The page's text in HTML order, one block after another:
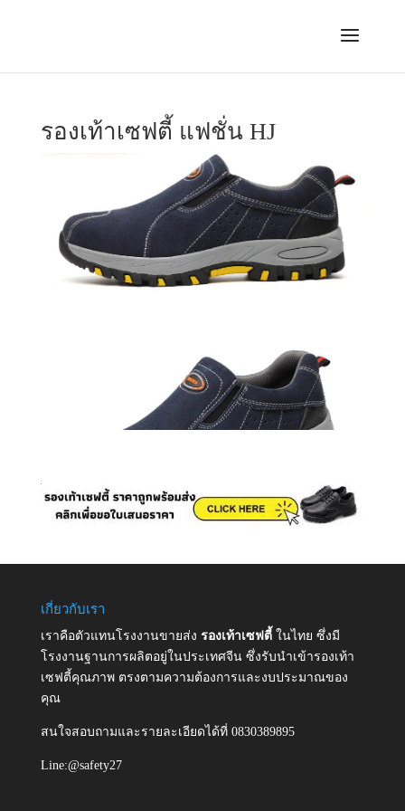
รองเท้าเซฟตี้ แฟชั่น HJ
เกี่ยวกับเรา
เราคือตัวแทนโรงงานขายส่ง รองเท้าเซฟตี้ ในไทย ซึ่งมี
โรงงานฐานการผลิตอยู่ในประเทศจีน ซึ่งรับนำเข้ารองเท้า
เซฟตี้คุณภาพ ตรงตามความต้องการและงบประมาณของ
คุณ
สนใจสอบถามและรายละเอียดได้ที่ 0830389895
Line:@safety27